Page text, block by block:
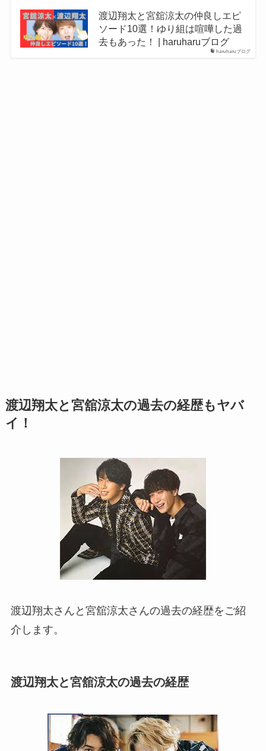
haruharuブログ
渡辺翔太と宮舘涼太の仲良しエピ
ソード10選！ゆり組は喧嘩した過
去もあった！ | haruharuブログ
渡辺翔太と宮舘涼太の過去の経歴もヤバ
イ！
渡辺翔太さんと宮舘涼太さんの過去の経歴をご紹
介します。
渡辺翔太と宮舘涼太の過去の経歴